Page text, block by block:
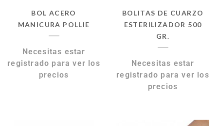
BOL ACERO
MANICURA POLLIE
Necesitas estar
registrado para ver los
precios
BOLITAS DE CUARZO
ESTERILIZADOR 500
GR.
Necesitas estar
registrado para ver los
precios